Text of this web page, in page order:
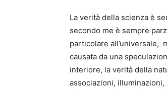
La verità della scienza è
secondo me è sempre
particolare all’universale,
causata da una
interiore, la verità della
associazioni,